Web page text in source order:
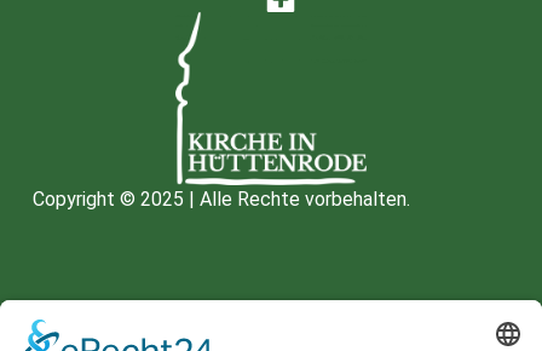
Copyright © 2025 | Alle Rechte vorbehalten.